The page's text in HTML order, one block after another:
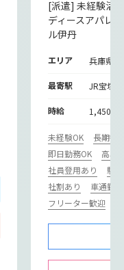
[派遣] 未経験活
ディースアパレ
ル伊丹
エリア 兵庫県
最寄駅 JR宝塚
時給 1,450円
未経験OK
長期歓
即日勤務OK
高収
社員登用あり
駅
社割あり
車通勤
フリーター歓迎